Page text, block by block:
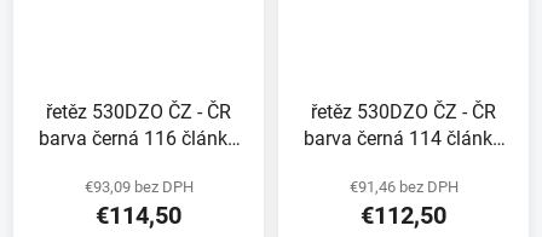
řetěz 530DZO ČZ - ČR
barva černá 116 článků
RIVET
€93,09 bez DPH
€114,50
řetěz 530DZO ČZ - ČR
barva černá 114 článků
RIVET
€91,46 bez DPH
€112,50